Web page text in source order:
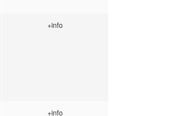
+info
+info